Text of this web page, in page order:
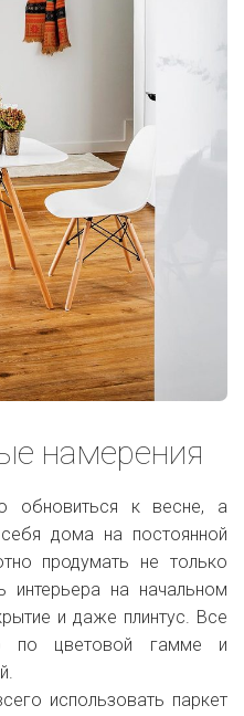
намерения
обновиться к весне, а
дома на постоянной
продумать не только
на начальном
и даже плинтус. Все
по цветовой гамме и
использовать паркет